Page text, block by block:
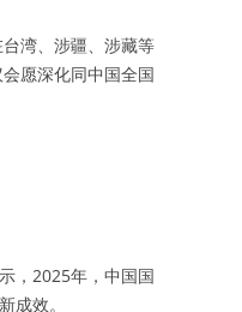
湾、涉疆、涉藏等
愿深化同中国全国
，2025年，中国国
成效。